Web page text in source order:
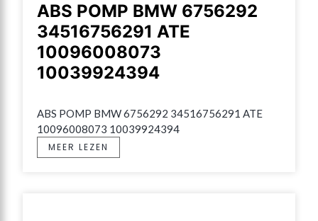
ABS POMP BMW 6756292
34516756291 ATE
10096008073
10039924394
ABS POMP BMW 6756292 34516756291 ATE
10096008073 10039924394
MEER LEZEN